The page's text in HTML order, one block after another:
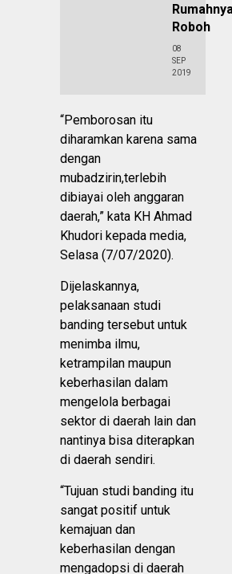
Roboh
08
SEP
2019
“Pemborosan itu
diharamkan karena sama
dengan
mubadzirin,terlebih
dibiayai oleh anggaran
daerah,” kata KH Ahmad
Khudori kepada media,
Selasa (7/07/2020).
Dijelaskannya,
pelaksanaan studi
banding tersebut untuk
menimba ilmu,
ketrampilan maupun
keberhasilan dalam
mengelola berbagai
sektor di daerah lain dan
nantinya bisa diterapkan
di daerah sendiri.
“Tujuan studi banding itu
sangat positif untuk
kemajuan dan
keberhasilan dengan
mengadopsi di daerah